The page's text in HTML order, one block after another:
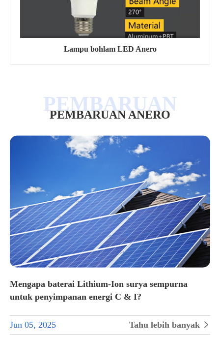
Lampu bohlam LED Anero
PEMBARUAN ANERO
Mengapa baterai Lithium-Ion surya sempurna
untuk penyimpanan energi C & I?
Jun 05, 2025 Tahu lebih banyak 